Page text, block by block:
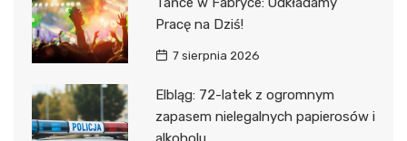
Pracę na Dziś!
7 sierpnia 2026
Elbląg: 72-latek z ogromnym
zapasem nielegalnych papierosów i